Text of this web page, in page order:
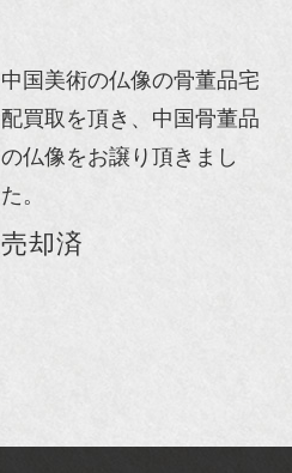
中国美術の仏像の骨董品宅
配買取を頂き、中国骨董品
の仏像をお譲り頂きまし
た。
売却済